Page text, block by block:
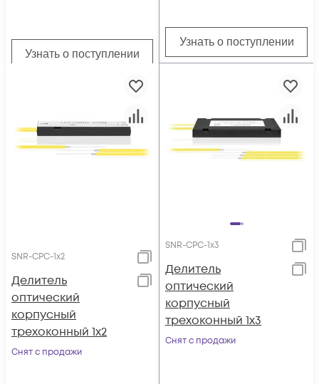
Узнать о поступлении
Узнать о поступлении
SNR-CPC-1x2
Делитель
оптический
корпусный
трехоконный 1х2
Снят с продажи
SNR-CPC-1x3
Делитель
оптический
корпусный
трехоконный 1х3
Снят с продажи